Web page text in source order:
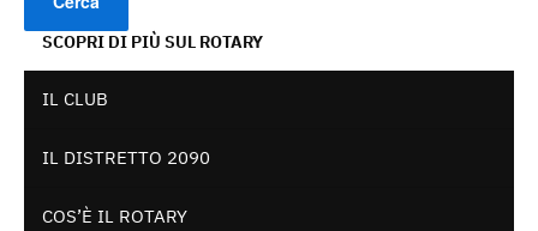
SCOPRI DI PIÙ SUL ROTARY
IL CLUB
IL DISTRETTO 2090
COS’È IL ROTARY